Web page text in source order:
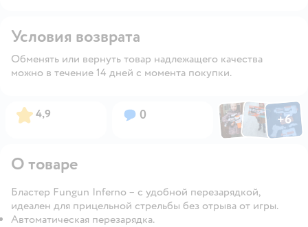
Условия возврата
Обменять или вернуть товар надлежащего качества
можно в течение 14 дней с момента покупки.
Рейтинг:
4,9 Вопросов:
0 ФотоФотоФото
+6
Открыть
О товаре
Бластер Fungun Inferno – с удобной перезарядкой,
идеален для прицельной стрельбы без отрыва от игры.
Автоматическая перезарядка.